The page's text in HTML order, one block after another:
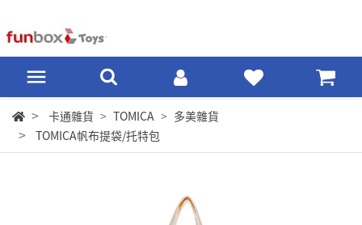
卡通雜貨 TOMICA
多美雜貨
TOMICA帆布提袋/托特包